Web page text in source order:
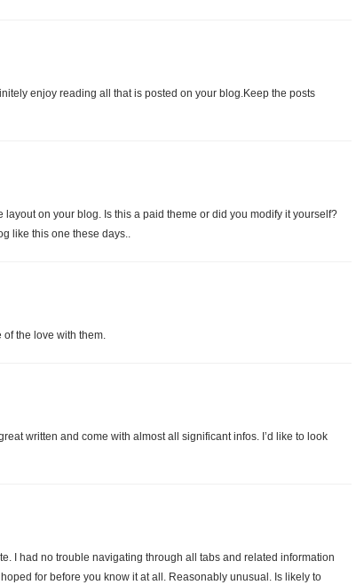
enjoy reading all that is posted on your blog.Keep the posts
on your blog. Is this a paid theme or did you modify it yourself?
like this one these days..
of the love with them.
written and come with almost all significant infos. I’d like to look
I had no trouble navigating through all tabs and related information
for before you know it at all. Reasonably unusual. Is likely to